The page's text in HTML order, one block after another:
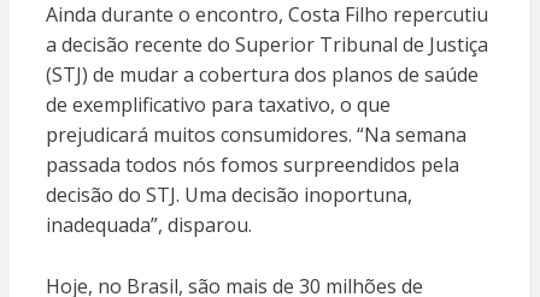
Ainda durante o encontro, Costa Filho repercutiu
a decisão recente do Superior Tribunal de Justiça
(STJ) de mudar a cobertura dos planos de saúde
de exemplificativo para taxativo, o que
prejudicará muitos consumidores. “Na semana
passada todos nós fomos surpreendidos pela
decisão do STJ. Uma decisão inoportuna,
inadequada”, disparou.
Hoje, no Brasil, são mais de 30 milhões de